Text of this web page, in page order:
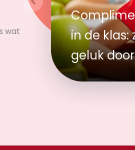
wat
in de klas:
geluk door
11 tips
in de klas
Stem
en
met
zomer en
schooljaar